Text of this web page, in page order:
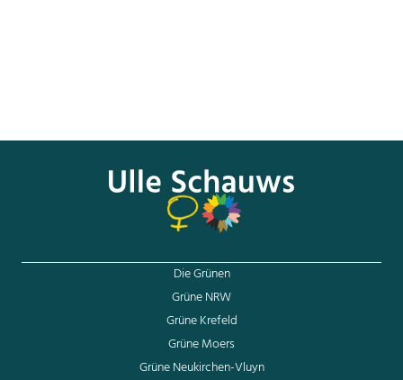
Die Grünen
Grüne NRW
Grüne Krefeld
Grüne Moers
Grüne Neukirchen-Vluyn